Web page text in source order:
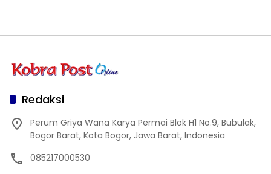
Redaksi
Perum Griya Wana Karya Permai Blok H1 No.9, Bubulak,
Bogor Barat, Kota Bogor, Jawa Barat, Indonesia
085217000530